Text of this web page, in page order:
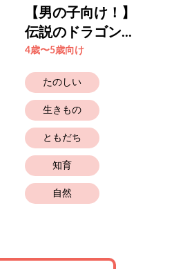
【男の子向け！】
伝説のドラゴン...
4歳〜5歳向け
たのしい
生きもの
ともだち
知育
自然